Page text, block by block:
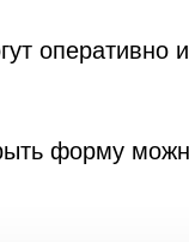
форму